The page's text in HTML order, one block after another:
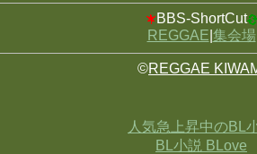
BBS-ShortCut
REGGAE 集会場
©REGGAE
人気急上昇中のBL
BL小説 BLove